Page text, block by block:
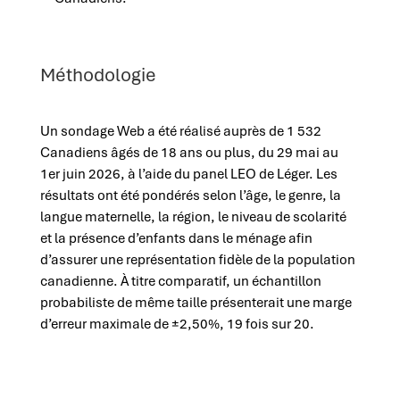
Méthodologie
Un sondage Web a été réalisé auprès de 1 532
Canadiens âgés de 18 ans ou plus, du 29 mai au
1er juin 2026, à l’aide du panel LEO de Léger. Les
résultats ont été pondérés selon l’âge, le genre, la
langue maternelle, la région, le niveau de scolarité
et la présence d’enfants dans le ménage afin
d’assurer une représentation fidèle de la population
canadienne. À titre comparatif, un échantillon
probabiliste de même taille présenterait une marge
d’erreur maximale de ±2,50%, 19 fois sur 20.